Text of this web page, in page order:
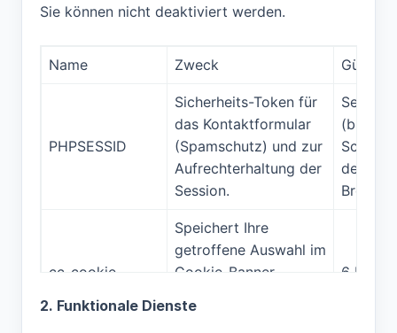
Sie können nicht deaktiviert werden.
Name Zweck
PHPSESSID
Sicherheits-Token für
das Kontaktformular
(Spamschutz) und zur
Aufrechterhaltung der
Session.
Session
(bis
des
cc_cookie
Speichert Ihre
getroffene Auswahl im
Cookie-Banner
Ablehnung).
6
2. Funktionale Dienste